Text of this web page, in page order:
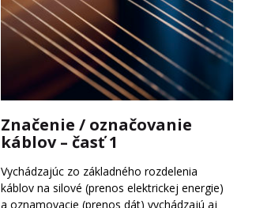
Značenie / označovanie
káblov – časť 1
Vychádzajúc zo základného rozdelenia
káblov na silové (prenos elektrickej energie)
a oznamovacie (prenos dát) vychádzajú aj